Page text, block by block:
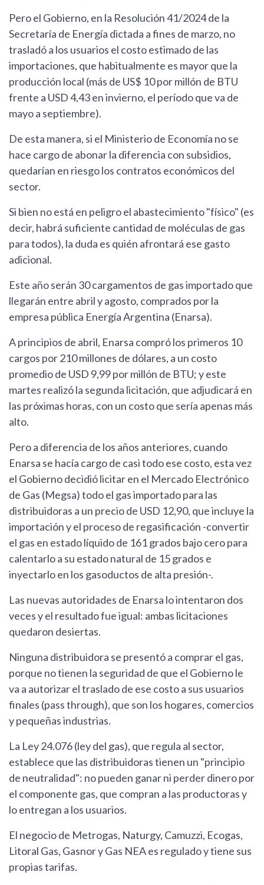
Pero el Gobierno, en la Resolución 41/2024 de la
Secretaría de Energía dictada a fines de marzo, no
trasladó a los usuarios el costo estimado de las
importaciones, que habitualmente es mayor que la
producción local (más de US$ 10 por millón de BTU
frente a USD 4,43 en invierno, el período que va de
mayo a septiembre).
De esta manera, si el Ministerio de Economía no se
hace cargo de abonar la diferencia con subsidios,
quedarían en riesgo los contratos económicos del
sector.
Si bien no está en peligro el abastecimiento "físico" (es
decir, habrá suficiente cantidad de moléculas de gas
para todos), la duda es quién afrontará ese gasto
adicional.
Este año serán 30 cargamentos de gas importado que
llegarán entre abril y agosto, comprados por la
empresa pública Energía Argentina (Enarsa).
A principios de abril, Enarsa compró los primeros 10
cargos por 210 millones de dólares, a un costo
promedio de USD 9,99 por millón de BTU; y este
martes realizó la segunda licitación, que adjudicará en
las próximas horas, con un costo que sería apenas más
alto.
Pero a diferencia de los años anteriores, cuando
Enarsa se hacía cargo de casi todo ese costo, esta vez
el Gobierno decidió licitar en el Mercado Electrónico
de Gas (Megsa) todo el gas importado para las
distribuidoras a un precio de USD 12,90, que incluye la
importación y el proceso de regasificación -convertir
el gas en estado líquido de 161 grados bajo cero para
calentarlo a su estado natural de 15 grados e
inyectarlo en los gasoductos de alta presión-.
Las nuevas autoridades de Enarsa lo intentaron dos
veces y el resultado fue igual: ambas licitaciones
quedaron desiertas.
Ninguna distribuidora se presentó a comprar el gas,
porque no tienen la seguridad de que el Gobierno le
va a autorizar el traslado de ese costo a sus usuarios
finales (pass through), que son los hogares, comercios
y pequeñas industrias.
La Ley 24.076 (ley del gas), que regula al sector,
establece que las distribuidoras tienen un "principio
de neutralidad": no pueden ganar ni perder dinero por
el componente gas, que compran a las productoras y
lo entregan a los usuarios.
El negocio de Metrogas, Naturgy, Camuzzi, Ecogas,
Litoral Gas, Gasnor y Gas NEA es regulado y tiene sus
propias tarifas.